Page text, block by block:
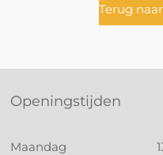
Terug
Openingstijden
Maandag